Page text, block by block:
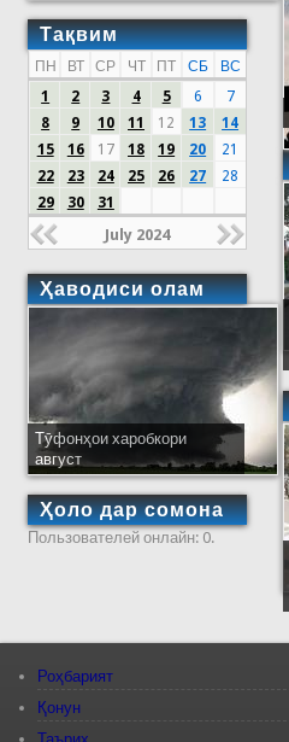
Тақвим
ПН ВТ СР ЧТ ПТ СБ
ВС
1
2 3 4 5 6
7
8
9 10 11 12 13
14
15
16 17 18 19 20
21
22
23 24 25 26 27
28
29
30 31
July 2024
Ҳаводиси олам
Тӯфонҳои харобкори
август
Ҳоло дар сомона
Пользователей онлайн: 0.
Роҳбарият
Қонун